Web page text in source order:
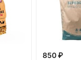
850 ₽